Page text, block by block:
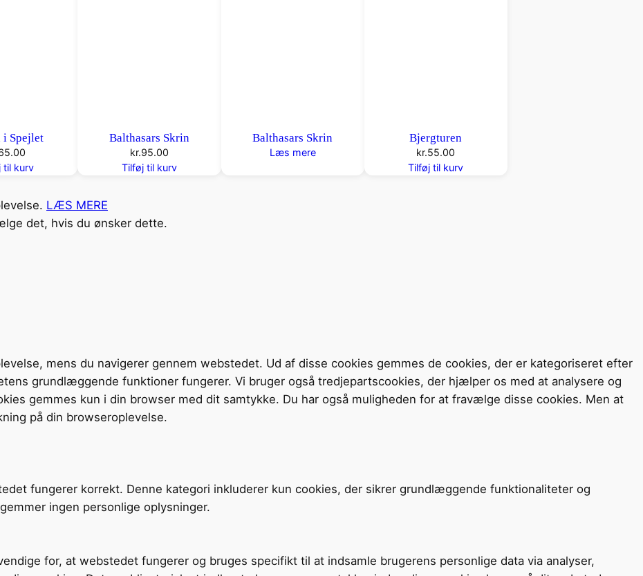
i Spejlet
til kurv
Balthasars Skrin
kr.95.00
Tilføj til kurv
Balthasars Skrin
Læs mere
Bjergturen
kr.55.00
Tilføj til kurv
LÆS MERE
det, hvis du ønsker dette.
mens du navigerer gennem webstedet. Ud af disse cookies gemmes de cookies, der er kategoriseret efter
grundlæggende funktioner fungerer. Vi bruger også tredjepartscookies, der hjælper os med at analysere og
gemmes kun i din browser med dit samtykke. Du har også muligheden for at fravælge disse cookies. Men at
på din browseroplevelse.
fungerer korrekt. Denne kategori inkluderer kun cookies, der sikrer grundlæggende funktionaliteter og
ingen personlige oplysninger.
for, at webstedet fungerer og bruges specifikt til at indsamle brugerens personlige data via analyser,